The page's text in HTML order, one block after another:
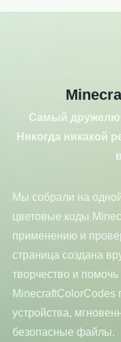
Самый
Никогда никакой
Мы собрали на
цветовые коды
применению и
страница создана
творчество и помочь
устройства,
безопасные файлы.